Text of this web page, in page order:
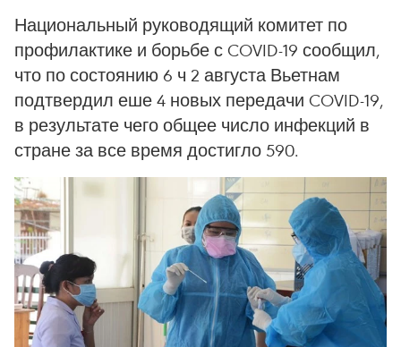
Национальный руководящий комитет по
профилактике и борьбе с COVID-19 сообщил,
что по состоянию 6 ч 2 августа Вьетнам
подтвердил еше 4 новых передачи COVID-19,
в результате чего общее число инфекций в
стране за все время достигло 590.